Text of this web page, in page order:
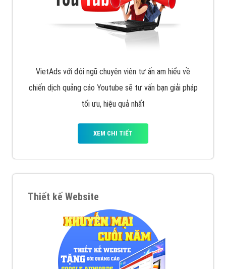
VietAds với đội ngũ chuyên viên tư ấn am hiểu về
chiến dịch quảng cáo Youtube sẽ tư vấn bạn giải pháp
tối ưu, hiệu quả nhất
XEM CHI TIẾT
Thiết kế Website